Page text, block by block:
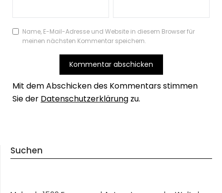
Name, E-Mail-Adresse und Website in diesem Browser für
meinen nächsten Kommentar speichern.
Mit dem Abschicken des Kommentars stimmen
Sie der Datenschutzerklärung zu.
Suchen